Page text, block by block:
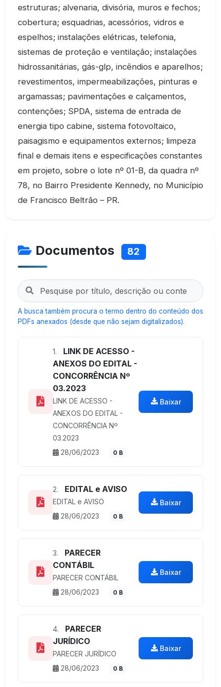
estruturas; alvenaria, divisória, muros e fechos;
cobertura; esquadrias, acessórios, vidros e
espelhos; instalações elétricas, telefonia,
sistemas de proteção e ventilação; instalações
hidrossanitárias, gás-glp, incêndios e aparelhos;
revestimentos, impermeabilizações, pinturas e
argamassas; pavimentações e calçamentos,
contenções; SPDA, sistema de entrada de
energia tipo cabine, sistema fotovoltaico,
paisagismo e equipamentos externos; limpeza
final e demais itens e especificações constantes
em projeto, sobre o lote nº 01-B, da quadra nº
78, no Bairro Presidente Kennedy, no Município
de Francisco Beltrão – PR.
Documentos 82
A busca também procura o termo dentro do conteúdo dos
PDFs anexados (desde que não sejam digitalizados).
1.
LINK DE ACESSO -
ANEXOS DO EDITAL -
CONCORRÊNCIA Nº
03.2023
LINK DE ACESSO -
ANEXOS DO EDITAL -
CONCORRÊNCIA Nº
03.2023
28/06/2023
0 B
Baixar
2. EDITAL e AVISO
EDITAL e AVISO
28/06/2023
0 B
Baixar
3.
PARECER
CONTÁBIL
PARECER CONTÁBIL
28/06/2023
0 B
Baixar
4.
PARECER
JURÍDICO
PARECER JURÍDICO
28/06/2023
0 B
Baixar